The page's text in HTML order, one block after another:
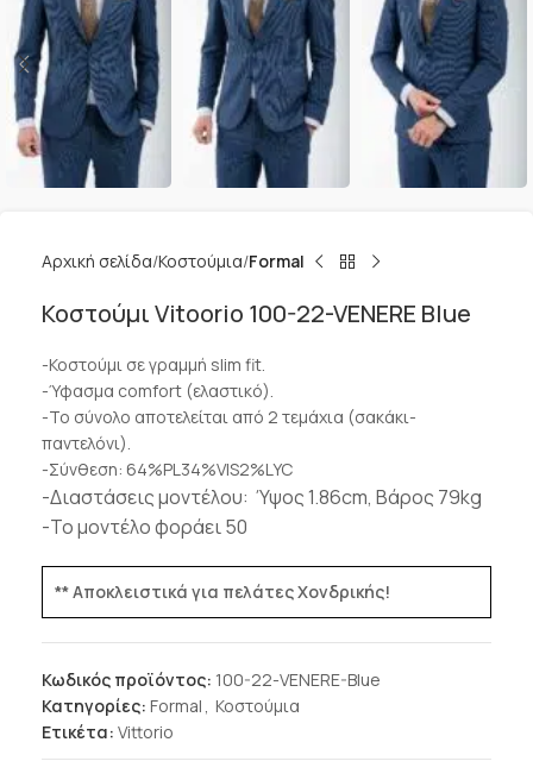
Αρχική σελίδα Κοστούμια Formal
Κοστούμι Vitoorio 100-22-VENERE Blue
-Κοστούμι σε γραμμή slim fit.
-Ύφασμα comfort (ελαστικό).
-Το σύνολο αποτελείται από 2 τεμάχια (σακάκι-
παντελόνι).
-Σύνθεση: 64%PL34%VIS2%LYC
-Διαστάσεις μοντέλου: Ύψος 1.86cm, Βάρος 79kg
-Το μοντέλο φοράει 50
** Αποκλειστικά για πελάτες Χονδρικής!
Κωδικός προϊόντος: 100-22-VENERE-Blue
Κατηγορίες: Formal , Κοστούμια
Ετικέτα: Vittorio